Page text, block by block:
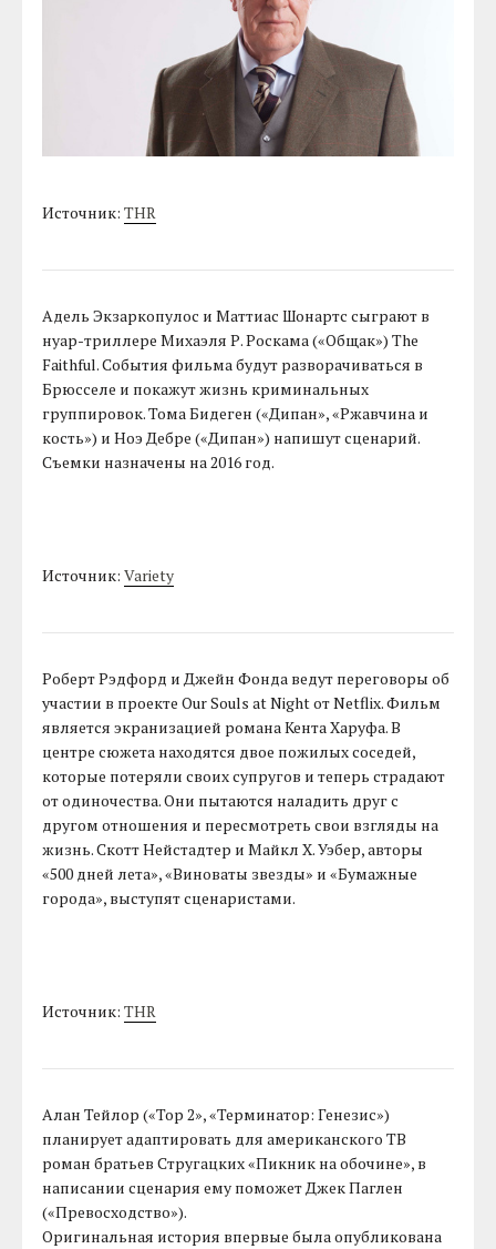
Источник:THR
Адель Экзаркопулос и Маттиас Шонартс сыграют в
нуар-триллере Михаэля Р. Роскама («Общак») The
Faithful. События фильма будут разворачиваться в
Брюсселе и покажут жизнь криминальных
группировок. Тома Бидеген («Дипан», «Ржавчина и
кость») и Ноэ Дебре («Дипан») напишут сценарий.
Съемки назначены на 2016 год.
Источник:Variety
Роберт Рэдфорд и Джейн Фонда ведут переговоры об
участии в проекте Our Souls at Night от Netflix. Фильм
является экранизацией романа Кента Харуфа. В
центре сюжета находятся двое пожилых соседей,
которые потеряли своих супругов и теперь страдают
от одиночества. Они пытаются наладить друг с
другом отношения и пересмотреть свои взгляды на
жизнь. Скотт Нейстадтер и Майкл Х. Уэбер, авторы
«500 дней лета», «Виноваты звезды» и «Бумажные
города», выступят сценаристами.
Источник:THR
Алан Тейлор («Тор 2», «Терминатор: Генезис»)
планирует адаптировать для американского ТВ
роман братьев Стругацких «Пикник на обочине», в
написании сценария ему поможет Джек Паглен
(«Превосходство»).
Оригинальная история впервые была опубликована